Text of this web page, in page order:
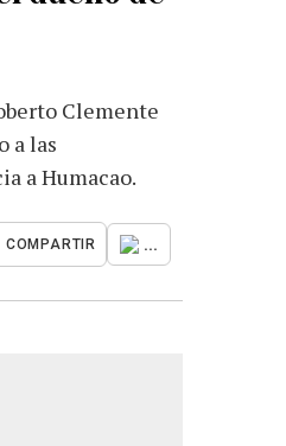
Clemente
a las
a Humacao.
COMPARTIR ...